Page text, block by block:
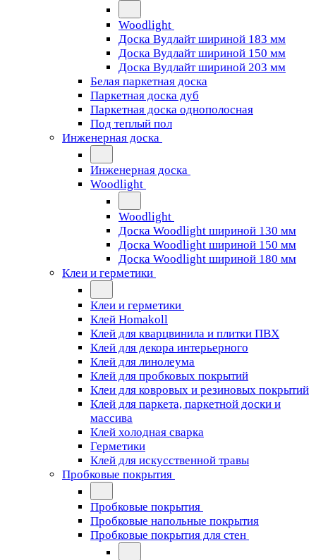
Woodlight
Доска Вудлайт шириной 183 мм
Доска Вудлайт шириной 150 мм
Доска Вудлайт шириной 203 мм
Белая паркетная доска
Паркетная доска дуб
Паркетная доска однополосная
Под теплый пол
Инженерная доска
Инженерная доска
Woodlight
Woodlight
Доска Woodlight шириной 130 мм
Доска Woodlight шириной 150 мм
Доска Woodlight шириной 180 мм
Клеи и герметики
Клеи и герметики
Клей Homakoll
Клей для кварцвинила и плитки ПВХ
Клей для декора интерьерного
Клей для линолеума
Клей для пробковых покрытий
Клеи для ковровых и резиновых покрытий
Клей для паркета, паркетной доски и
массива
Клей холодная сварка
Герметики
Клей для искусственной травы
Пробковые покрытия
Пробковые покрытия
Пробковые напольные покрытия
Пробковые покрытия для стен